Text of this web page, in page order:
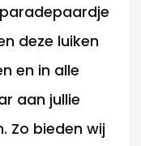
deze luiken
en in alle
aan jullie
Zo bieden wij